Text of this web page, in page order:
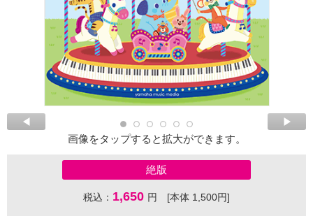
画像をタップすると拡大ができます。
絶版
税込： 1,650 円 [本体 1,500円]